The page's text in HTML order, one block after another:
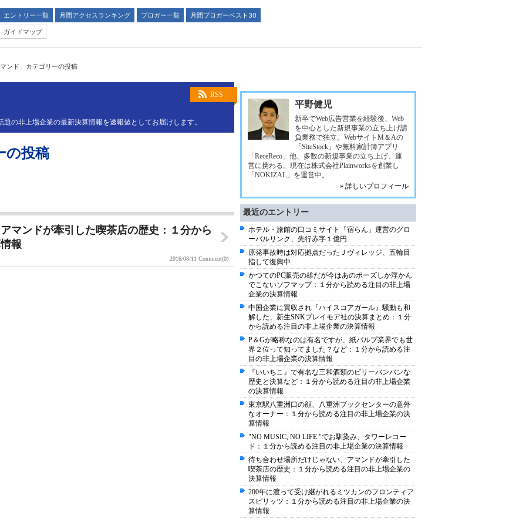
エントリー一覧 月間アクセスランキング ブロガー一覧
月間ブロガーベスト30
ガイドマップ
マンド」カテゴリーの投稿
RSS
の非上場企業の最新決算情報を速報値としてお届けします。
の投稿
マンドが牽引した喫茶店の歴史：１分から
報
2016/08/11 Comment(0)
平野健児
新卒でWeb広告営業を経験後、Web
を中心とした新規事業の立ち上げ請
負業務で独立。WebサイトM＆Aの
「SiteStock」や無料家計簿アプリ
「ReceReco」他、多数の新規事業の立ち上げ、運
営に携わる。現在は株式会社Plainworksを創業し
「NOKIZAL」を運営中。
» 詳しいプロフィール
最近のエントリー
ホテル・旅館の口コミサイト「宿らん」運営のグロ
ーバルリンク、先行赤字１億円
原発事故時は対応拠点だったＪヴィレッジ、五輪目
指して復興中
かつてのPC販売の雄だが今はあのポーズしか浮かん
でこないソフマップ：１分から読める注目の非上場
企業の決算情報
中国企業に買収され『ハイスコアガール』騒動も和
解した、新生SNKプレイモア社の決算まとめ：１分
から読める注目の非上場企業の決算情報
P＆Gが略称なのは有名ですが、紙パルプ業界でも世
界２位って知ってました？など：１分から読める注
目の非上場企業の決算情報
『いいちこ』で有名な三和酒類のビリーバンバンな
歴史と決算など：１分から読める注目の非上場企業
の決算情報
東京駅八重洲口の顔、八重洲ブックセンターの意外
なオーナー：１分から読める注目の非上場企業の決
算情報
"NO MUSIC, NO LIFE."でお馴染み、タワーレコー
ド：１分から読める注目の非上場企業の決算情報
待ち合わせ場所だけじゃない、アマンドが牽引した
喫茶店の歴史：１分から読める注目の非上場企業の
決算情報
200年に渡って受け継がれるミツカンのフロンティア
スピリッツ：１分から読める注目の非上場企業の決
算情報